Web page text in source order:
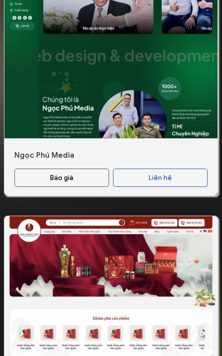
Ngọc Phú Media
Báo giá Liên hệ